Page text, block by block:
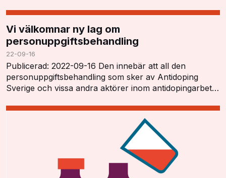
Vi välkomnar ny lag om
personuppgiftsbehandling
22-09-16
Publicerad: 2022-09-16 Den innebär att all den
personuppgiftsbehandling som sker av Antidoping
Sverige och vissa andra aktörer inom antidopingarbetet